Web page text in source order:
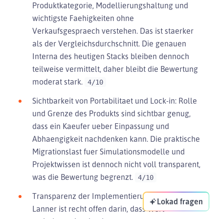
Produktkategorie, Modellierungshaltung und
wichtigste Faehigkeiten ohne
Verkaufsgespraech verstehen. Das ist staerker
als der Vergleichsdurchschnitt. Die genauen
Interna des heutigen Stacks bleiben dennoch
teilweise vermittelt, daher bleibt die Bewertung
moderat stark.
4/10
Sichtbarkeit von Portabilitaet und Lock-in: Rolle
und Grenze des Produkts sind sichtbar genug,
dass ein Kaeufer ueber Einpassung und
Abhaengigkeit nachdenken kann. Die praktische
Migrationslast fuer Simulationsmodelle und
Projektwissen ist dennoch nicht voll transparent,
was die Bewertung begrenzt.
4/10
Transparenz der Implementierungsmethode:
Lanner ist recht offen darin, dass Wert
Lokad fragen